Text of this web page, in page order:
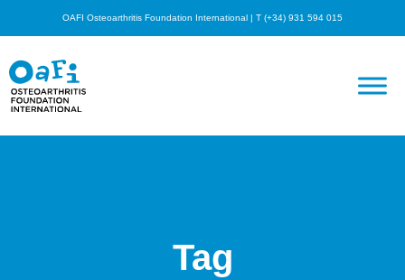
OAFI Osteoarthritis Foundation International | T (+34) 931 594 015
Tag